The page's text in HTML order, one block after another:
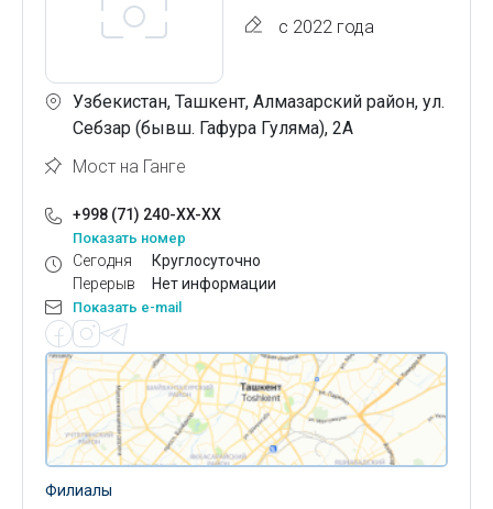
с 2022 года
Узбекистан, Ташкент, Алмазарский район, ул.
Себзар (бывш. Гафура Гуляма), 2А
Мост на Ганге
+998 (71) 240-XX-XX
Показать номер
Сегодня
Перерыв
Круглосуточно
Нет информации
Показать e-mail
Филиалы